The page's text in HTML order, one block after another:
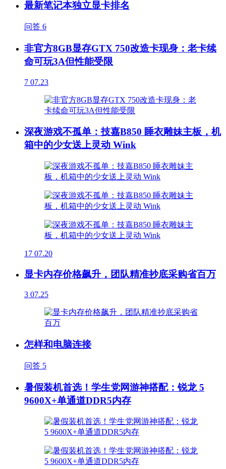
最新笔记本独立显卡排名
问答 6
非官方8GB显存GTX 750改造卡现身：老卡续
命可玩3A但性能受限
7 07.23
深夜游戏不孤单：技嘉B850 睡衣雕妹主板，机
箱中的少女送上灵动 Wink
17 07.20
显卡内存价格飙升，团队精准抄底采购省百万
3 07.25
怎样和电脑连接
问答 5
暑假装机首选！学生党网游神搭配：锐龙 5
9600X+单通道DDR5内存